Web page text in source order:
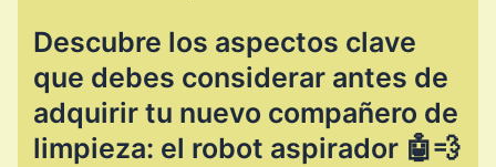
Descubre los aspectos clave
que debes considerar antes de
adquirir tu nuevo compañero de
limpieza: el robot aspirador 🤖💨